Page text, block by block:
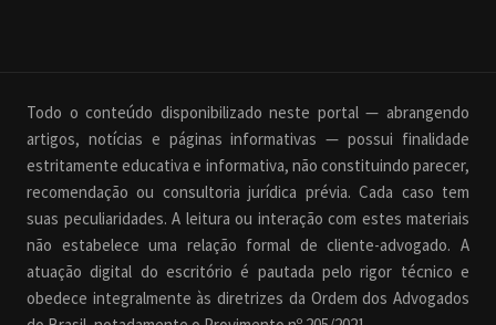
Todo o conteúdo disponibilizado neste portal — abrangendo
artigos, notícias e páginas informativas — possui finalidade
estritamente educativa e informativa, não constituindo parecer,
recomendação ou consultoria jurídica prévia. Cada caso tem
suas peculiaridades. A leitura ou interação com estes materiais
não estabelece uma relação formal de cliente-advogado. A
atuação digital do escritório é pautada pelo rigor técnico e
obedece integralmente às diretrizes da Ordem dos Advogados